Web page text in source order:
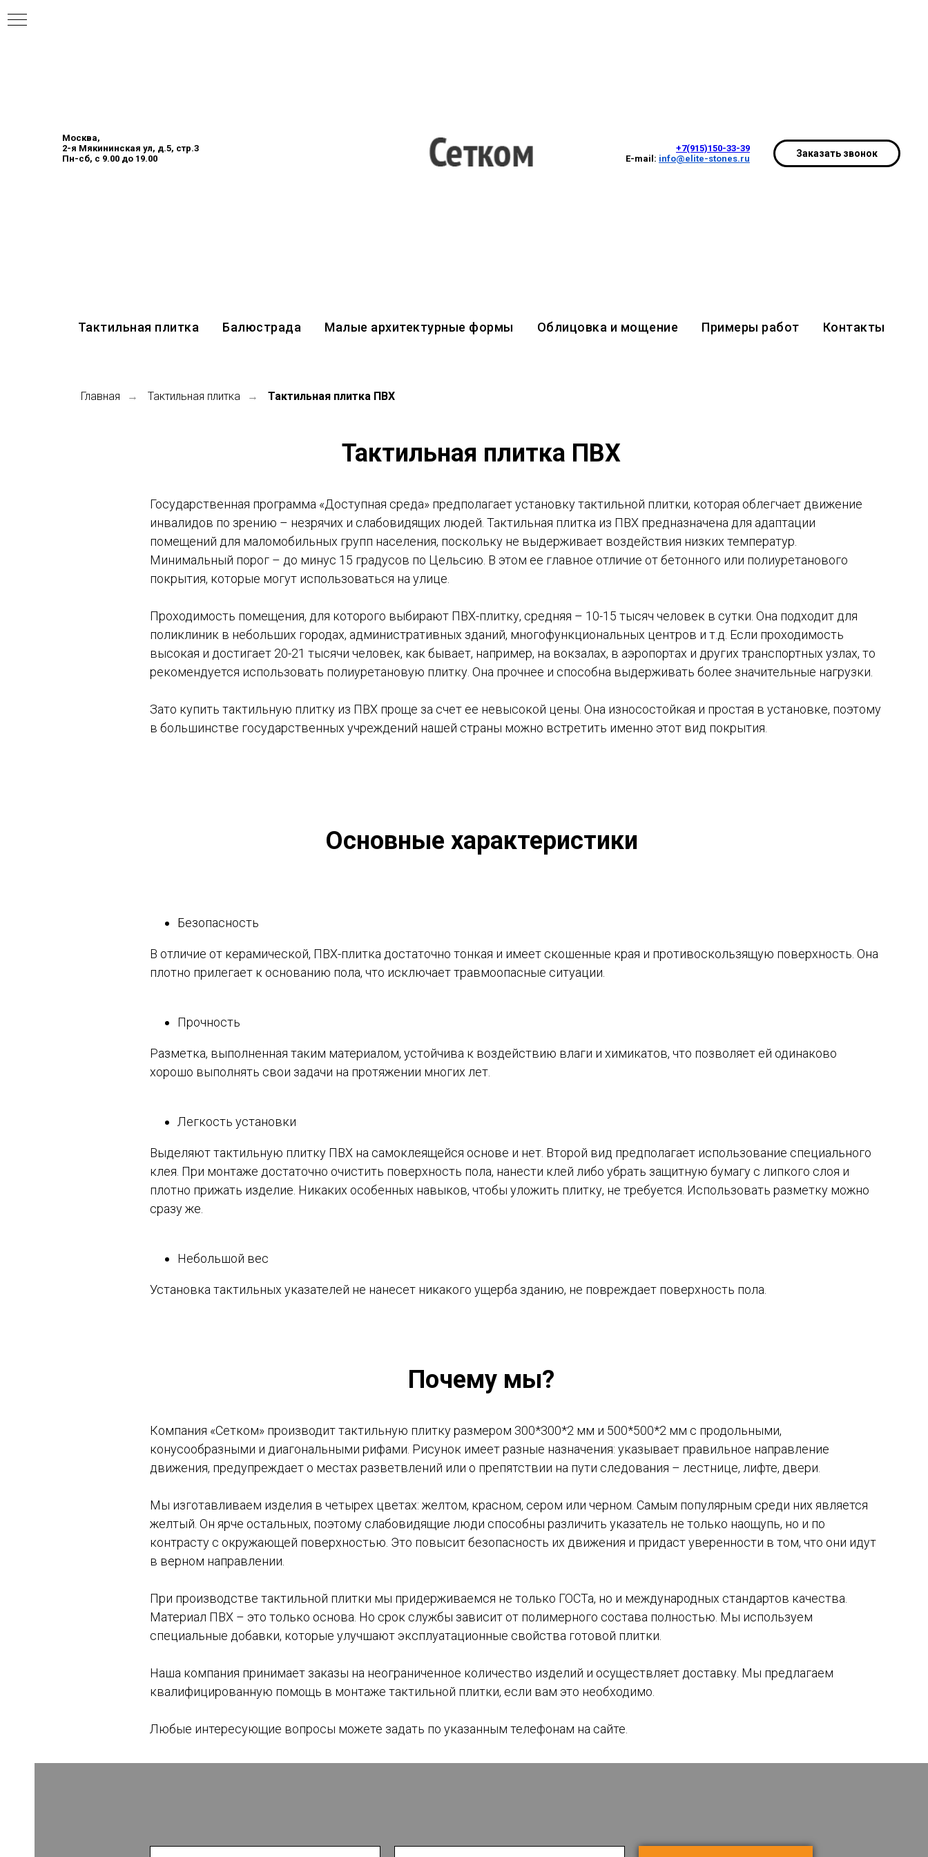
Москва,
2-я Мякининская ул, д.5, стр.3
Пн-сб, с 9.00 до 19.00
+7(915)150-33-39
E-mail: info@elite-stones.ru Заказать звонок
Тактильная плитка Балюстрада Малые архитектурные формы Облицовка и мощение Примеры работ Контакты
Главная → Тактильная плитка → Тактильная плитка ПВХ
Тактильная плитка ПВХ
Государственная программа «Доступная среда» предполагает установку тактильной плитки, которая облегчает движение
инвалидов по зрению – незрячих и слабовидящих людей. Тактильная плитка из ПВХ предназначена для адаптации
помещений для маломобильных групп населения, поскольку не выдерживает воздействия низких температур.
Минимальный порог – до минус 15 градусов по Цельсию. В этом ее главное отличие от бетонного или полиуретанового
покрытия, которые могут использоваться на улице.
Проходимость помещения, для которого выбирают ПВХ-плитку, средняя – 10-15 тысяч человек в сутки. Она подходит для
поликлиник в небольших городах, административных зданий, многофункциональных центров и т.д. Если проходимость
высокая и достигает 20-21 тысячи человек, как бывает, например, на вокзалах, в аэропортах и других транспортных узлах, то
рекомендуется использовать полиуретановую плитку. Она прочнее и способна выдерживать более значительные нагрузки.
Зато купить тактильную плитку из ПВХ проще за счет ее невысокой цены. Она износостойкая и простая в установке, поэтому
в большинстве государственных учреждений нашей страны можно встретить именно этот вид покрытия.
Основные характеристики
Безопасность
В отличие от керамической, ПВХ-плитка достаточно тонкая и имеет скошенные края и противоскользящую поверхность. Она
плотно прилегает к основанию пола, что исключает травмоопасные ситуации.
Прочность
Разметка, выполненная таким материалом, устойчива к воздействию влаги и химикатов, что позволяет ей одинаково
хорошо выполнять свои задачи на протяжении многих лет.
Легкость установки
Выделяют тактильную плитку ПВХ на самоклеящейся основе и нет. Второй вид предполагает использование специального
клея. При монтаже достаточно очистить поверхность пола, нанести клей либо убрать защитную бумагу с липкого слоя и
плотно прижать изделие. Никаких особенных навыков, чтобы уложить плитку, не требуется. Использовать разметку можно
сразу же.
Небольшой вес
Установка тактильных указателей не нанесет никакого ущерба зданию, не повреждает поверхность пола.
Почему мы?
Компания «Сетком» производит тактильную плитку размером 300*300*2 мм и 500*500*2 мм с продольными,
конусообразными и диагональными рифами. Рисунок имеет разные назначения: указывает правильное направление
движения, предупреждает о местах разветвлений или о препятствии на пути следования – лестнице, лифте, двери.
Мы изготавливаем изделия в четырех цветах: желтом, красном, сером или черном. Самым популярным среди них является
желтый. Он ярче остальных, поэтому слабовидящие люди способны различить указатель не только наощупь, но и по
контрасту с окружающей поверхностью. Это повысит безопасность их движения и придаст уверенности в том, что они идут
в верном направлении.
При производстве тактильной плитки мы придерживаемся не только ГОСТа, но и международных стандартов качества.
Материал ПВХ – это только основа. Но срок службы зависит от полимерного состава полностью. Мы используем
специальные добавки, которые улучшают эксплуатационные свойства готовой плитки.
Наша компания принимает заказы на неограниченное количество изделий и осуществляет доставку. Мы предлагаем
квалифицированную помощь в монтаже тактильной плитки, если вам это необходимо.
Любые интересующие вопросы можете задать по указанным телефонам на сайте.